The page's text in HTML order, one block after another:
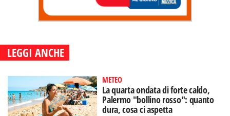
LEGGI ANCHE
METEO
La quarta ondata di forte caldo,
Palermo "bollino rosso": quanto
dura, cosa ci aspetta